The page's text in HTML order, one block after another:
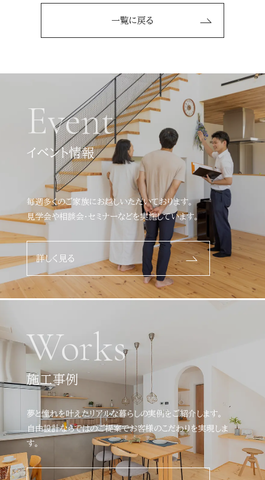
一覧に戻る
Event
イベント情報
毎週多くのご家族にお越しいただいております。
見学会や相談会・セミナーなどを実施しています。
詳しく見る
Works
施工事例
夢と憧れを叶えたリアルな暮らしの実例をご紹介します。
自由設計ならではのご提案でお客様のこだわりを実現しま
す。